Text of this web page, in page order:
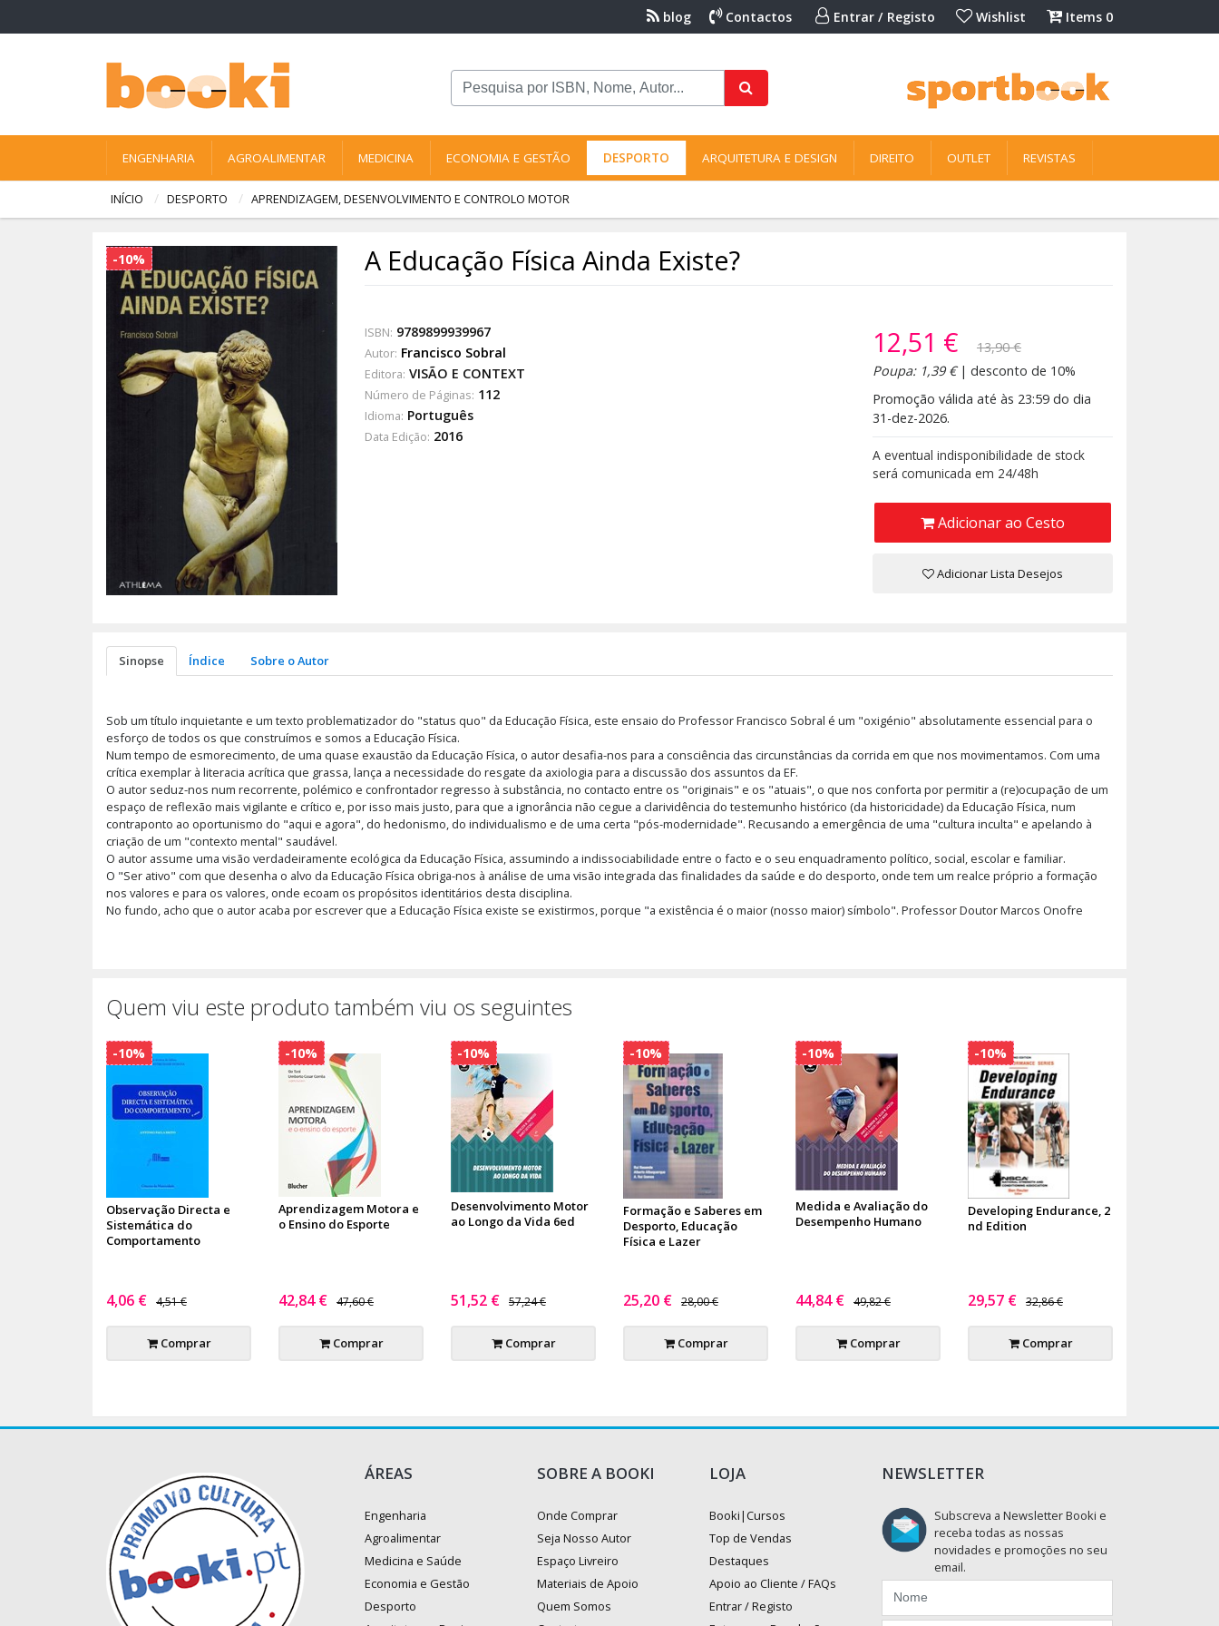
blog Contactos Entrar / Registo Wishlist Items 0
ENGENHARIA AGROALIMENTAR MEDICINA ECONOMIA E GESTÃO DESPORTO ARQUITETURA E DESIGN DIREITO OUTLET REVISTAS
INÍCIO DESPORTO APRENDIZAGEM, DESENVOLVIMENTO E CONTROLO MOTOR
-10% A Educação Física Ainda Existe?
ISBN: 9789899939967
Autor: Francisco Sobral
Editora: VISÃO E CONTEXT
Número de Páginas: 112
Idioma: Português
Data Edição: 2016
12,51 €
13,90 €
Poupa: 1,39 €| desconto de 10%
Promoção válida até às 23:59 do dia
31-dez-2026.
A eventual indisponibilidade de stock
será comunicada em 24/48h
Adicionar ao Cesto
Adicionar Lista Desejos
Sinopse Índice Sobre o Autor
Sob um título inquietante e um texto problematizador do "status quo" da Educação Física, este ensaio do Professor Francisco Sobral é um "oxigénio" absolutamente essencial para o
esforço de todos os que construímos e somos a Educação Física.
Num tempo de esmorecimento, de uma quase exaustão da Educação Física, o autor desafia-nos para a consciência das circunstâncias da corrida em que nos movimentamos. Com uma
crítica exemplar à literacia acrítica que grassa, lança a necessidade do resgate da axiologia para a discussão dos assuntos da EF.
O autor seduz-nos num recorrente, polémico e confrontador regresso à substância, no contacto entre os "originais" e os "atuais", o que nos conforta por permitir a (re)ocupação de um
espaço de reflexão mais vigilante e crítico e, por isso mais justo, para que a ignorância não cegue a clarividência do testemunho histórico (da historicidade) da Educação Física, num
contraponto ao oportunismo do "aqui e agora", do hedonismo, do individualismo e de uma certa "pós-modernidade". Recusando a emergência de uma "cultura inculta" e apelando à
criação de um "contexto mental" saudável.
O autor assume uma visão verdadeiramente ecológica da Educação Física, assumindo a indissociabilidade entre o facto e o seu enquadramento político, social, escolar e familiar.
O "Ser ativo" com que desenha o alvo da Educação Física obriga-nos à análise de uma visão integrada das finalidades da saúde e do desporto, onde tem um realce próprio a formação
nos valores e para os valores, onde ecoam os propósitos identitários desta disciplina.
No fundo, acho que o autor acaba por escrever que a Educação Física existe se existirmos, porque "a existência é o maior (nosso maior) símbolo". Professor Doutor Marcos Onofre
Quem viu este produto também viu os seguintes
Observação Directa e
Sistemática do
Comportamento
4,06 € 4,51 €
Comprar
-10%
Aprendizagem Motora e
o Ensino do Esporte
42,84 € 47,60 €
Comprar
-10%
Desenvolvimento Motor
ao Longo da Vida 6ed
51,52 € 57,24 €
Comprar
-10%
Formação e Saberes em
Desporto, Educação
Física e Lazer
25,20 € 28,00 €
Comprar
-10%
Medida e Avaliação do
Desempenho Humano
44,84 € 49,82 €
Comprar
-10%
Developing Endurance, 2
nd Edition
29,57 € 32,86 €
Comprar
-10%
ÁREAS
Engenharia
Agroalimentar
Medicina e Saúde
Economia e Gestão
Desporto
SOBRE A BOOKI
Onde Comprar
Seja Nosso Autor
Espaço Livreiro
Materiais de Apoio
Quem Somos
LOJA
Booki|Cursos
Top de Vendas
Destaques
Apoio ao Cliente / FAQs
Entrar / Registo
NEWSLETTER
Subscreva a Newsletter Booki e
receba todas as nossas
novidades e promoções no seu
email.